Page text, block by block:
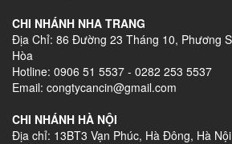
CHI NHÁNH NHA TRANG
Địa Chỉ: 86 Đường 23 Tháng 10, Phương
Hòa
Hotline: 0906 51 5537 - 0282 253 5537
Email: congtycancin@gmail.com
CHI NHÁNH HÀ NỘI
Địa chỉ: 13BT3 Vạn Phúc, Hà Đông, Hà Nội